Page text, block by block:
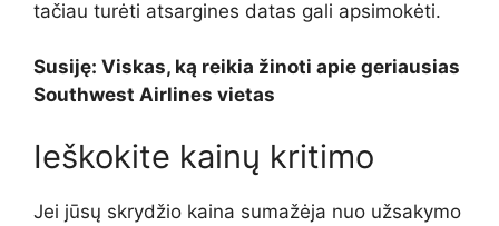
tačiau turėti atsargines datas gali apsimokėti.
Susiję: Viskas, ką reikia žinoti apie geriausias
Southwest Airlines vietas
Ieškokite kainų kritimo
Jei jūsų skrydžio kaina sumažėja nuo užsakymo